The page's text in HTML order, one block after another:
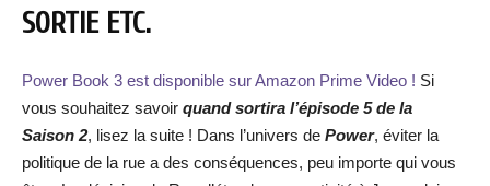
SORTIE ETC.
Power Book 3 est disponible sur Amazon Prime Video ! Si
vous souhaitez savoir quand sortira l’épisode 5 de la
Saison 2, lisez la suite ! Dans l’univers de Power, éviter la
politique de la rue a des conséquences, peu importe qui vous